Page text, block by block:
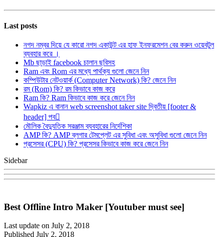
Last posts
নগদ নম্বর দিয়ে যে কারো নগদ একাউন্ট এর হাফ ইনফরমেশন বের করুন ওয়েবটুল
ব্যবহার করে ।
Mb ছাড়াই facebook চালান ছবিসহ
Ram এবং Rom এর মধ্যে পার্থক্য গুলো জেনে নিন
কম্পিউটার নেটওয়ার্ক (Computer Network) কি? জেনে নিন
রম (Rom) কি? রম কিভাবে কাজ করে
Ram কি? Ram কিভাবে কাজ করে জেনে নিন
Wapkiz এ বানান web screenshot taker site দ্বিতীয় [footer &
header] পব
মৌলিক বৈদ্যুতিক সরঞ্জাম ব্যবহারের নির্দেশিকা
AMP কি? AMP ব্লগার টেমপ্লেট এর সুবিধা এবং অসুবিধা গুলো জেনে নিন
প্রসেসর (CPU) কি? প্রসেসর কিভাবে কাজ করে জেনে নিন
Sidebar
Best Offline Intro Maker [Youtuber must see]
Last update on July 2, 2018
Published July 2, 2018